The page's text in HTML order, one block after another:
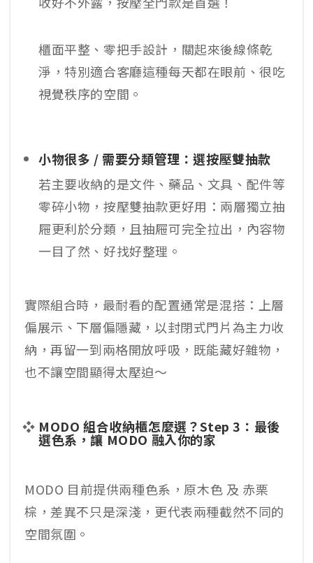
櫃面平整、零把手設計，關起來後線條乾
淨，特別適合客廳這種每天都在眼前、很吃
視覺秩序的空間。
小物很多 / 需要分類管理：選按壓雙抽款
若主要收納的是文件、藥品、文具、配件等
零碎小物，按壓雙抽款更好用：兩層獨立抽
屜更利於分類，且抽屜可完全拉出，內容物
一目了然、好找好整理。
實際組合時，最耐看的配置通常是混搭：上層
偏展示、下層偏隱藏，以封閉式門片為主力收
納，再留一到兩格開放呼吸，既能藏好雜物，
也不讓空間顯得太壓迫～
MODO 組合收納櫃怎麼選？Step 3：最後
選色系，讓 MODO 融入你的家
MODO 目前提供兩種色系，原木色 及 赤栗
棕，差異不只是深淺，更代表兩種截然不同的
空間氛圍。